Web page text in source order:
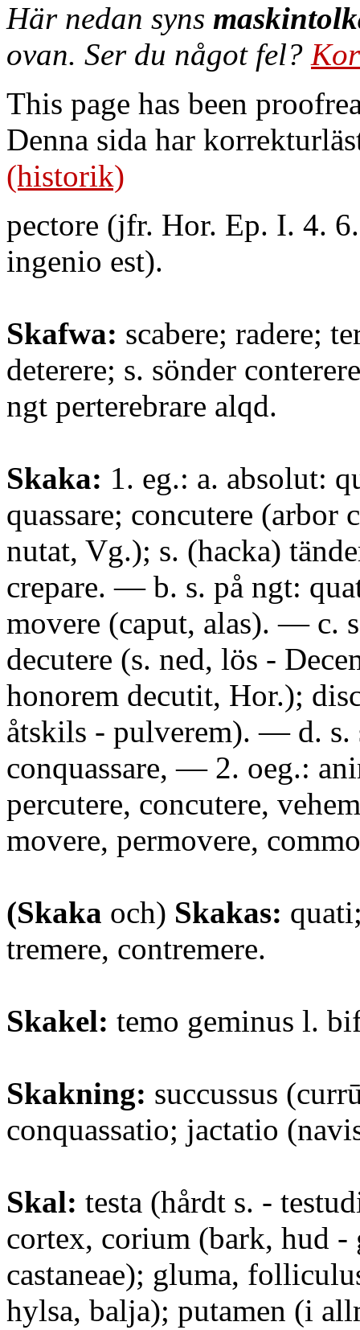
Här nedan syns
ovan. Ser du något fel?
This page has been
Denna sida har
(historik)
pectore (jfr. Hor. Ep. I. 4.
ingenio est).
Skafwa: scabere; radere;
deterere; s. sönder
ngt perterebrare alqd.
Skaka: 1. eg.: a. absolut:
quassare; concutere (arbor
nutat, Vg.); s. (hacka)
crepare. — b. s. på ngt:
movere (caput, alas). — c.
decutere (s. ned, lös -
honorem decutit, Hor.);
åtskils - pulverem). — d. s.
conquassare, — 2. oeg.:
percutere, concutere,
movere, permovere,
(Skaka och) Skakas:
tremere, contremere.
Skakel: temo geminus l.
Skakning: succussus
conquassatio; jactatio
Skal: testa (hårdt s. -
cortex, corium (bark, hud -
castaneae); gluma,
hylsa, balja); putamen (i